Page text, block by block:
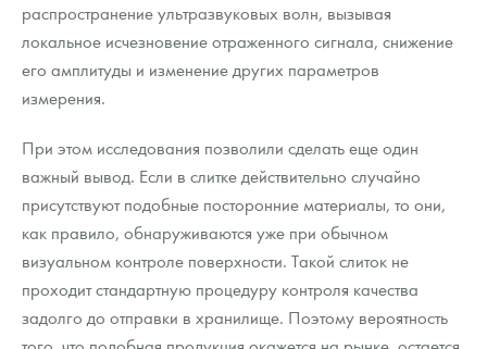
распространение ультразвуковых волн, вызывая
локальное исчезновение отраженного сигнала, снижение
его амплитуды и изменение других параметров
измерения.
При этом исследования позволили сделать еще один
важный вывод. Если в слитке действительно случайно
присутствуют подобные посторонние материалы, то они,
как правило, обнаруживаются уже при обычном
визуальном контроле поверхности. Такой слиток не
проходит стандартную процедуру контроля качества
задолго до отправки в хранилище. Поэтому вероятность